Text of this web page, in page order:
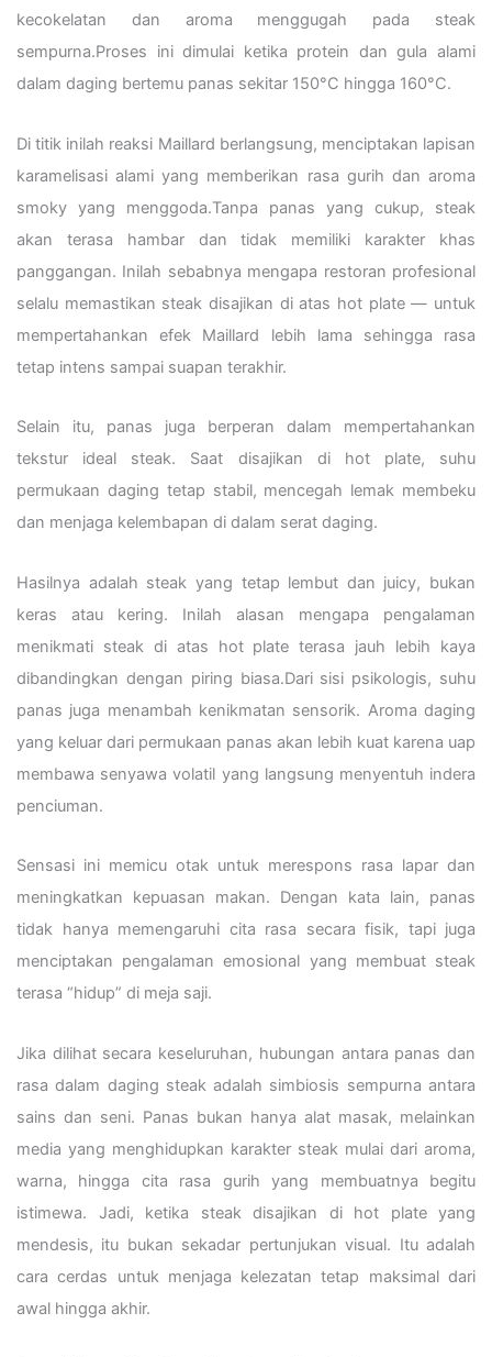
kecokelatan dan aroma menggugah pada steak
sempurna.Proses ini dimulai ketika protein dan gula alami
dalam daging bertemu panas sekitar 150°C hingga 160°C.
Di titik inilah reaksi Maillard berlangsung, menciptakan lapisan
karamelisasi alami yang memberikan rasa gurih dan aroma
smoky yang menggoda.Tanpa panas yang cukup, steak
akan terasa hambar dan tidak memiliki karakter khas
panggangan. Inilah sebabnya mengapa restoran profesional
selalu memastikan steak disajikan di atas hot plate — untuk
mempertahankan efek Maillard lebih lama sehingga rasa
tetap intens sampai suapan terakhir.
Selain itu, panas juga berperan dalam mempertahankan
tekstur ideal steak. Saat disajikan di hot plate, suhu
permukaan daging tetap stabil, mencegah lemak membeku
dan menjaga kelembapan di dalam serat daging.
Hasilnya adalah steak yang tetap lembut dan juicy, bukan
keras atau kering. Inilah alasan mengapa pengalaman
menikmati steak di atas hot plate terasa jauh lebih kaya
dibandingkan dengan piring biasa.Dari sisi psikologis, suhu
panas juga menambah kenikmatan sensorik. Aroma daging
yang keluar dari permukaan panas akan lebih kuat karena uap
membawa senyawa volatil yang langsung menyentuh indera
penciuman.
Sensasi ini memicu otak untuk merespons rasa lapar dan
meningkatkan kepuasan makan. Dengan kata lain, panas
tidak hanya memengaruhi cita rasa secara fisik, tapi juga
menciptakan pengalaman emosional yang membuat steak
terasa “hidup” di meja saji.
Jika dilihat secara keseluruhan, hubungan antara panas dan
rasa dalam daging steak adalah simbiosis sempurna antara
sains dan seni. Panas bukan hanya alat masak, melainkan
media yang menghidupkan karakter steak mulai dari aroma,
warna, hingga cita rasa gurih yang membuatnya begitu
istimewa. Jadi, ketika steak disajikan di hot plate yang
mendesis, itu bukan sekadar pertunjukan visual. Itu adalah
cara cerdas untuk menjaga kelezatan tetap maksimal dari
awal hingga akhir.